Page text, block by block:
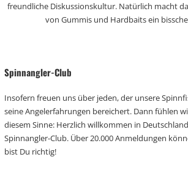
freundliche Diskussionskultur. Natürlich macht
von Gummis und Hardbaits ein
Spinnangler-Club
Insofern freuen uns über jeden, der unsere
seine Angelerfahrungen bereichert. Dann fühlen
diesem Sinne: Herzlich willkommen in
Spinnangler-Club. Über 20.000 Anmeldungen
bist Du richtig!